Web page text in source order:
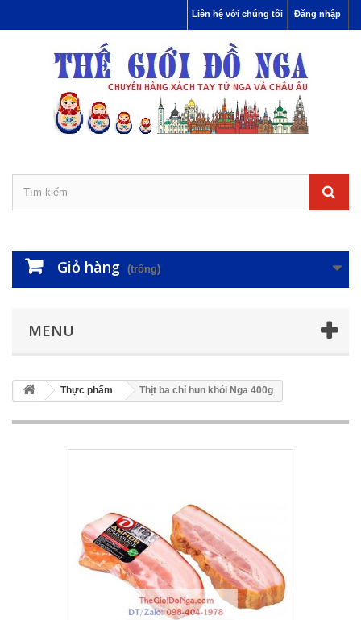
Đăng nhập
Liên hệ với chúng tôi
Giỏ hàng (trống)
MENU
Thực phẩm Thịt ba chỉ hun khói Nga 400g